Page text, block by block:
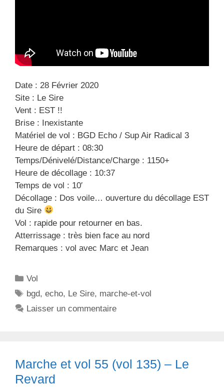
Date : 28 Février 2020
Site : Le Sire
Vent : EST !!
Brise : Inexistante
Matériel de vol : BGD Echo / Sup Air Radical 3
Heure de départ : 08:30
Temps/Dénivelé/Distance/Charge : 1150+
Heure de décollage : 10:37
Temps de vol : 10′
Décollage : Dos voile… ouverture du décollage EST
du Sire
Vol : rapide pour retourner en bas.
Atterrissage : très bien face au nord
Remarques : vol avec Marc et Jean
C
a
i
e
Vol
É
t
t
t
bgd,echo, Le Sire, marche-et-vol
Laisser un commentaire
Marche et vol 55 (vol 135) – Le
Revard